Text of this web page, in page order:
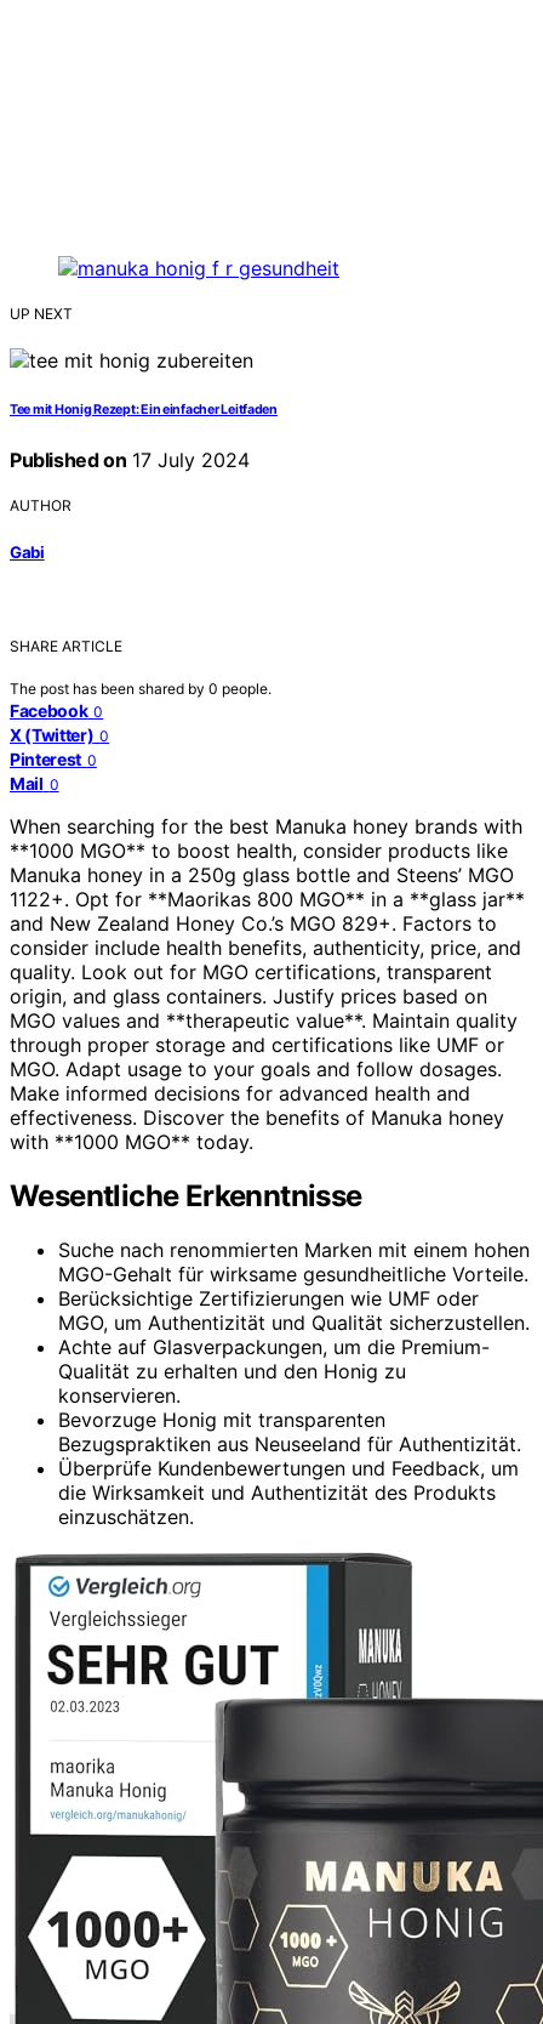
UP NEXT
Tee mit Honig Rezept: Ein einfacher Leitfaden
Published on 17 July 2024
AUTHOR
Gabi
SHARE ARTICLE
The post has been shared by 0 people.
Facebook 0
X (Twitter) 0
Pinterest 0
Mail 0
When searching for the best Manuka honey brands with
**1000 MGO** to boost health, consider products like
Manuka honey in a 250g glass bottle and Steens’ MGO
1122+. Opt for **Maorikas 800 MGO** in a **glass jar**
and New Zealand Honey Co.’s MGO 829+. Factors to
consider include health benefits, authenticity, price, and
quality. Look out for MGO certifications, transparent
origin, and glass containers. Justify prices based on
MGO values and **therapeutic value**. Maintain quality
through proper storage and certifications like UMF or
MGO. Adapt usage to your goals and follow dosages.
Make informed decisions for advanced health and
effectiveness. Discover the benefits of Manuka honey
with **1000 MGO** today.
Wesentliche Erkenntnisse
Suche nach renommierten Marken mit einem hohen
MGO-Gehalt für wirksame gesundheitliche Vorteile.
Berücksichtige Zertifizierungen wie UMF oder
MGO, um Authentizität und Qualität sicherzustellen.
Achte auf Glasverpackungen, um die Premium-
Qualität zu erhalten und den Honig zu
konservieren.
Bevorzuge Honig mit transparenten
Bezugspraktiken aus Neuseeland für Authentizität.
Überprüfe Kundenbewertungen und Feedback, um
die Wirksamkeit und Authentizität des Produkts
einzuschätzen.